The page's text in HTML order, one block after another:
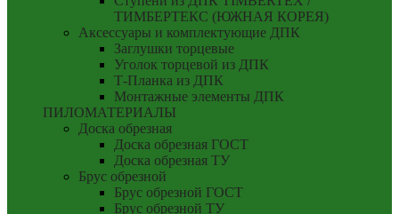
ТИМБЕРТЕКС (ЮЖНАЯ КОРЕЯ)
Аксессуары и комплектующие ДПК
Заглушки торцевые
Уголок торцевой из ДПК
Т-Планка из ДПК
Монтажные элементы ДПК
ПИЛОМАТЕРИАЛЫ
Доска обрезная
Доска обрезная ГОСТ
Доска обрезная ТУ
Брус обрезной
Брус обрезной ГОСТ
Брус обрезной ТУ